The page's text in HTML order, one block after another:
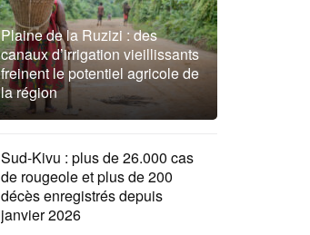
Plaine de la Ruzizi : des
canaux d’irrigation vieillissants
freinent le potentiel agricole de
la région
Sud-Kivu : plus de 26.000 cas
de rougeole et plus de 200
décès enregistrés depuis
janvier 2026